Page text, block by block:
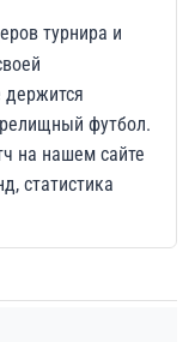
турнира и
футбол.
на нашем сайте
статистика